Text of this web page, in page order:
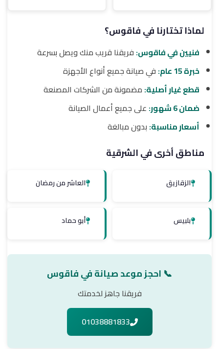
لماذا تختارنا في فاقوس؟
فنيين في فاقوس: فريقنا قريب منك ويصل بسرعة
خبرة 15 عام:
في صيانة جميع أنواع الأجهزة
قطع غيار أصلية: مضمونة من الشركات المصنعة
ضمان 6 شهور:
على جميع أعمال الصيانة
أسعار مناسبة: بدون مبالغة
مناطق أخرى في الشرقية
الزقازيق العاشر من رمضان
بلبيس أبو حماد
📞 احجز موعد صيانة في فاقوس
فريقنا جاهز لخدمتك
01038881833